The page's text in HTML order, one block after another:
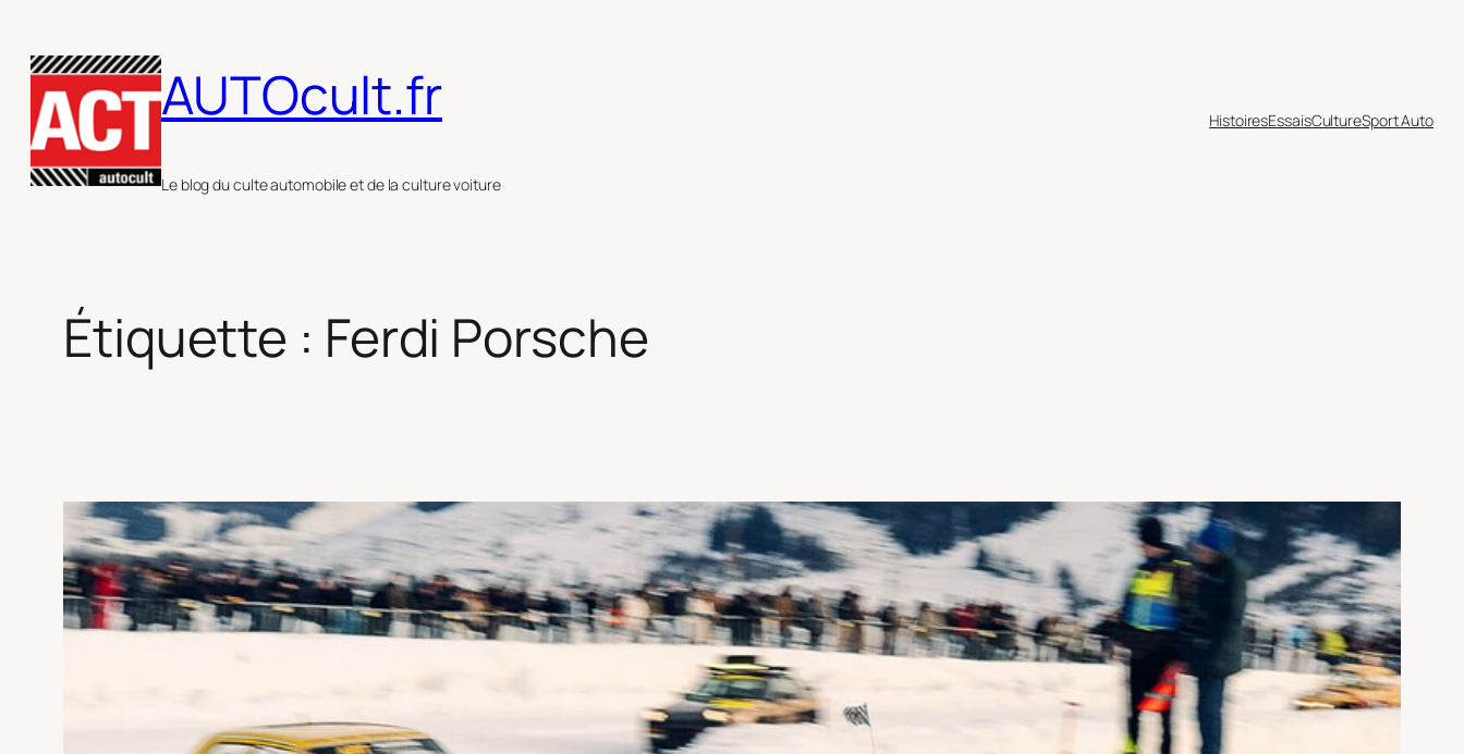
au
contenu
AUTOcult.fr
Le blog du culte automobile et de la culture voiture
HistoiresEssaisCultureSport Auto
Étiquette : Ferdi Porsche